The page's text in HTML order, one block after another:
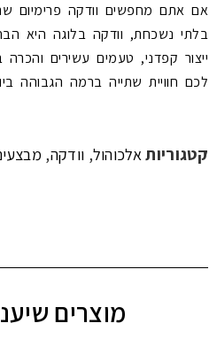
אם אתם מחפשים וודקה פרימיום
בלתי נשכחת, וודקה בלוגה היא
ייצור קפדני, טעמים עשירים
לכם חוויית שתייה ברמה הגבוהה
קטגוריותאלכוהול, וודקה,
מוצרים